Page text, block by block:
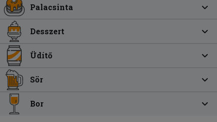
Palacsinta
Desszert
Üdítő
Sör
Bor